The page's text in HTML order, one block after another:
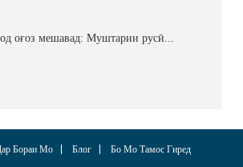
оғоз мешавад: Муштарии русӣ...
Бораи Мо Блог Бо Мо Тамос Гиред